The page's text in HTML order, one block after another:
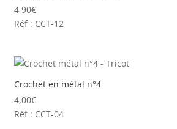
4,90€
Réf : CCT-12
Crochet en métal n°4
4,00€
Réf : CCT-04